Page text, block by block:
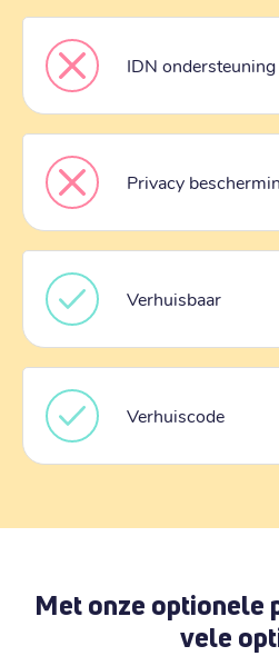
IDN ondersteuning
Privacy
Verhuisbaar
Verhuiscode
Met onze optionele
vele